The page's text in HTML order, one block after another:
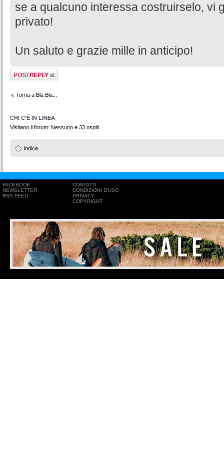
se a qualcuno interessa costruirselo, vi
privato!
Un saluto e grazie mille in anticipo!
Rispondi al
messaggio
Torna a Bla Bla...
CHI C’È IN LINEA
Visitano il forum: Nessuno e 33 ospiti
Indice
FACEBOOK
NEWSLETTER
RSS FEED
CONTATTI
CONDIZIONI D'USO
PRIVACY
COPYRIGHT